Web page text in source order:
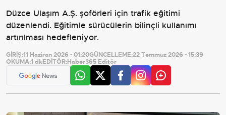
Düzce Ulaşım A.Ş. şoförleri için trafik eğitimi
düzenlendi. Eğitimle sürücülerin bilinçli kullanımı
artırılması hedefleniyor.
GİRİŞ:11 Haziran 2026 - 01:20GÜNCELLEME:22 Temmuz 2026 - 15:39
OKUMA:1 dkEDİTÖR:Haber365 Editör